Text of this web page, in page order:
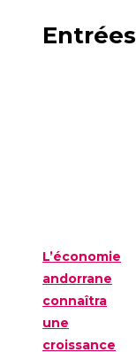
Entrées
L’économie
andorrane
connaîtra
une
croissance